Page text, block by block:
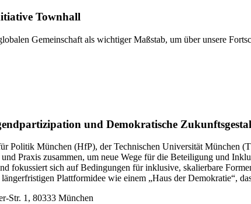
Townhall
Gemeinschaft als wichtiger Maßstab, um über unsere
und Demokratische
Politik München (HfP), der Technischen Universität München
Praxis zusammen, um neue Wege für die Beteiligung und
fokussiert sich auf Bedingungen für inklusive, skalierbare
Plattformidee wie einem „Haus der Demokratie“,
Str. 1, 80333 München